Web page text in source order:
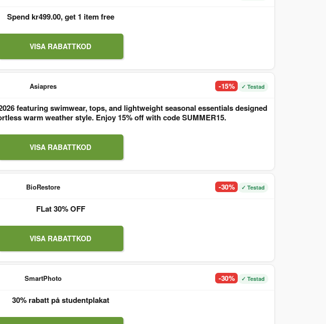
Spend kr499.00, get 1 item free
VISA RABATTKOD
Asiapres -15% ✓ Testad
featuring swimwear, tops, and lightweight seasonal essentials designed
warm weather style. Enjoy 15% off with code SUMMER15.
VISA RABATTKOD
BioRestore -30% ✓ Testad
FLat 30% OFF
VISA RABATTKOD
SmartPhoto -30% ✓ Testad
30% rabatt på studentplakat